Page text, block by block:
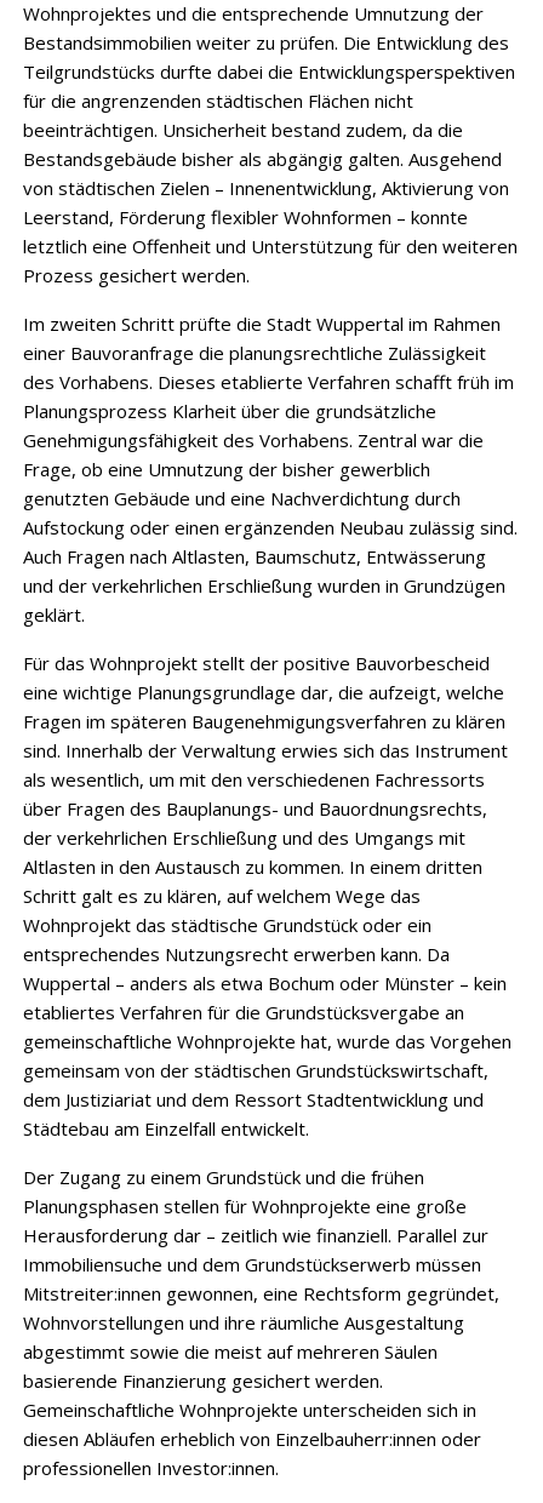
Wohnprojektes und die entsprechende Umnutzung der
Bestandsimmobilien weiter zu prüfen. Die Entwicklung des
Teilgrundstücks durfte dabei die Entwicklungsperspektiven
für die angrenzenden städtischen Flächen nicht
beeinträchtigen. Unsicherheit bestand zudem, da die
Bestandsgebäude bisher als abgängig galten. Ausgehend
von städtischen Zielen – Innenentwicklung, Aktivierung von
Leerstand, Förderung flexibler Wohnformen – konnte
letztlich eine Offenheit und Unterstützung für den weiteren
Prozess gesichert werden.
Im zweiten Schritt prüfte die Stadt Wuppertal im Rahmen
einer Bauvoranfrage die planungsrechtliche Zulässigkeit
des Vorhabens. Dieses etablierte Verfahren schafft früh im
Planungsprozess Klarheit über die grundsätzliche
Genehmigungsfähigkeit des Vorhabens. Zentral war die
Frage, ob eine Umnutzung der bisher gewerblich
genutzten Gebäude und eine Nachverdichtung durch
Aufstockung oder einen ergänzenden Neubau zulässig sind.
Auch Fragen nach Altlasten, Baumschutz, Entwässerung
und der verkehrlichen Erschließung wurden in Grundzügen
geklärt.
Für das Wohnprojekt stellt der positive Bauvorbescheid
eine wichtige Planungsgrundlage dar, die aufzeigt, welche
Fragen im späteren Baugenehmigungsverfahren zu klären
sind. Innerhalb der Verwaltung erwies sich das Instrument
als wesentlich, um mit den verschiedenen Fachressorts
über Fragen des Bauplanungs- und Bauordnungsrechts,
der verkehrlichen Erschließung und des Umgangs mit
Altlasten in den Austausch zu kommen. In einem dritten
Schritt galt es zu klären, auf welchem Wege das
Wohnprojekt das städtische Grundstück oder ein
entsprechendes Nutzungsrecht erwerben kann. Da
Wuppertal – anders als etwa Bochum oder Münster – kein
etabliertes Verfahren für die Grundstücksvergabe an
gemeinschaftliche Wohnprojekte hat, wurde das Vorgehen
gemeinsam von der städtischen Grundstückswirtschaft,
dem Justiziariat und dem Ressort Stadtentwicklung und
Städtebau am Einzelfall entwickelt.
Der Zugang zu einem Grundstück und die frühen
Planungsphasen stellen für Wohnprojekte eine große
Herausforderung dar – zeitlich wie finanziell. Parallel zur
Immobiliensuche und dem Grundstückserwerb müssen
Mitstreiter:innen gewonnen, eine Rechtsform gegründet,
Wohnvorstellungen und ihre räumliche Ausgestaltung
abgestimmt sowie die meist auf mehreren Säulen
basierende Finanzierung gesichert werden.
Gemeinschaftliche Wohnprojekte unterscheiden sich in
diesen Abläufen erheblich von Einzelbauherr:innen oder
professionellen Investor:innen.